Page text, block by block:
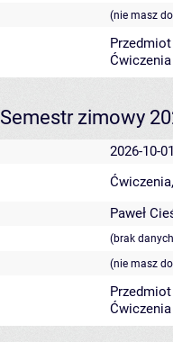
(nie masz
zimowy
2026-10-
Paweł
(brak
(nie masz